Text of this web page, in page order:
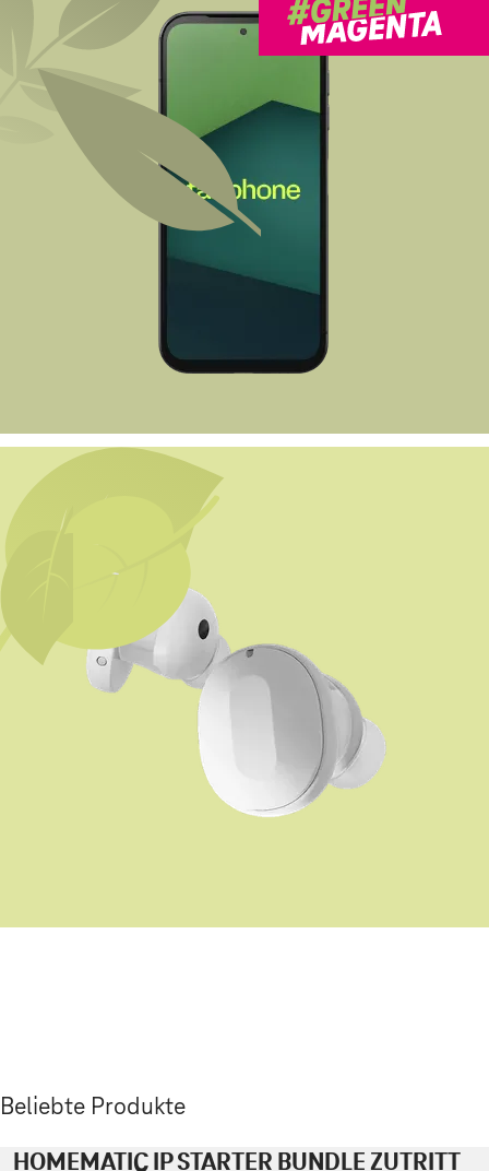
Beliebte Produkte
HOMEMATIC IP STARTER BUNDLE ZUTRITT